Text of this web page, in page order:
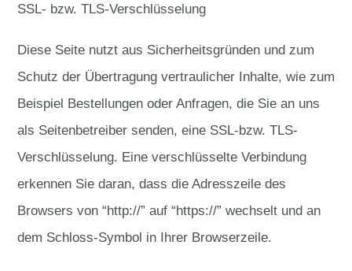
SSL- bzw. TLS-Verschlüsselung
Diese Seite nutzt aus Sicherheitsgründen und zum
Schutz der Übertragung vertraulicher Inhalte, wie zum
Beispiel Bestellungen oder Anfragen, die Sie an uns
als Seitenbetreiber senden, eine SSL-bzw. TLS-
Verschlüsselung. Eine verschlüsselte Verbindung
erkennen Sie daran, dass die Adresszeile des
Browsers von “http://” auf “https://” wechselt und an
dem Schloss-Symbol in Ihrer Browserzeile.